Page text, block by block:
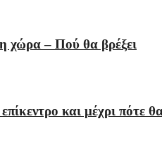
χώρα – Πού θα βρέξει
και μέχρι πότε